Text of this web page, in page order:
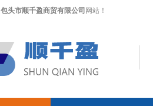
包头市顺千盈商贸有限公司 网站！